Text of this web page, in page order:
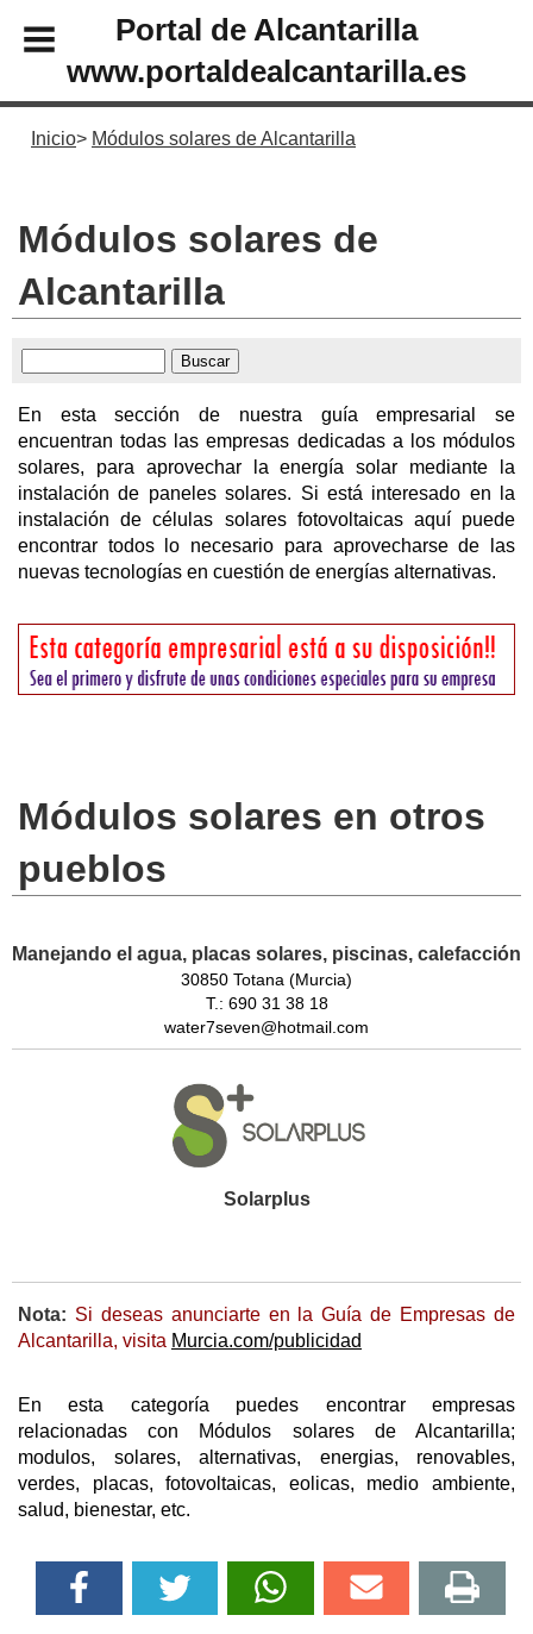
Portal de Alcantarilla
www.portaldealcantarilla.es
Inicio Módulos solares de Alcantarilla
Módulos solares de
Alcantarilla
En esta sección de nuestra guía empresarial se
encuentran todas las empresas dedicadas a los módulos
solares, para aprovechar la energía solar mediante la
instalación de paneles solares. Si está interesado en la
instalación de células solares fotovoltaicas aquí puede
encontrar todos lo necesario para aprovecharse de las
nuevas tecnologías en cuestión de energías alternativas.
Módulos solares en otros
pueblos
Manejando el agua, placas solares, piscinas, calefacción
30850 Totana (Murcia)
T.: 690 31 38 18
water7seven@hotmail.com
Solarplus
Nota: Si deseas anunciarte en la Guía de Empresas de
Alcantarilla, visita Murcia.com/publicidad
En esta categoría puedes encontrar empresas
relacionadas con Módulos solares de Alcantarilla;
modulos, solares, alternativas, energias, renovables,
verdes, placas, fotovoltaicas, eolicas, medio ambiente,
salud, bienestar, etc.